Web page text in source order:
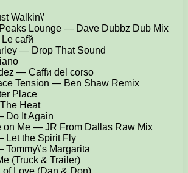
Walkin\’
Lounge — Dave Dubbz Dub Mix
cafй
— Drop That Sound
— Caffи del corso
Tension — Ben Shaw Remix
Place
Heat
Do It Again
on Me — JR From Dallas Raw Mix
Let the Spirit Fly
Margarita
(Truck & Trailer)
Love (Dan & Don)